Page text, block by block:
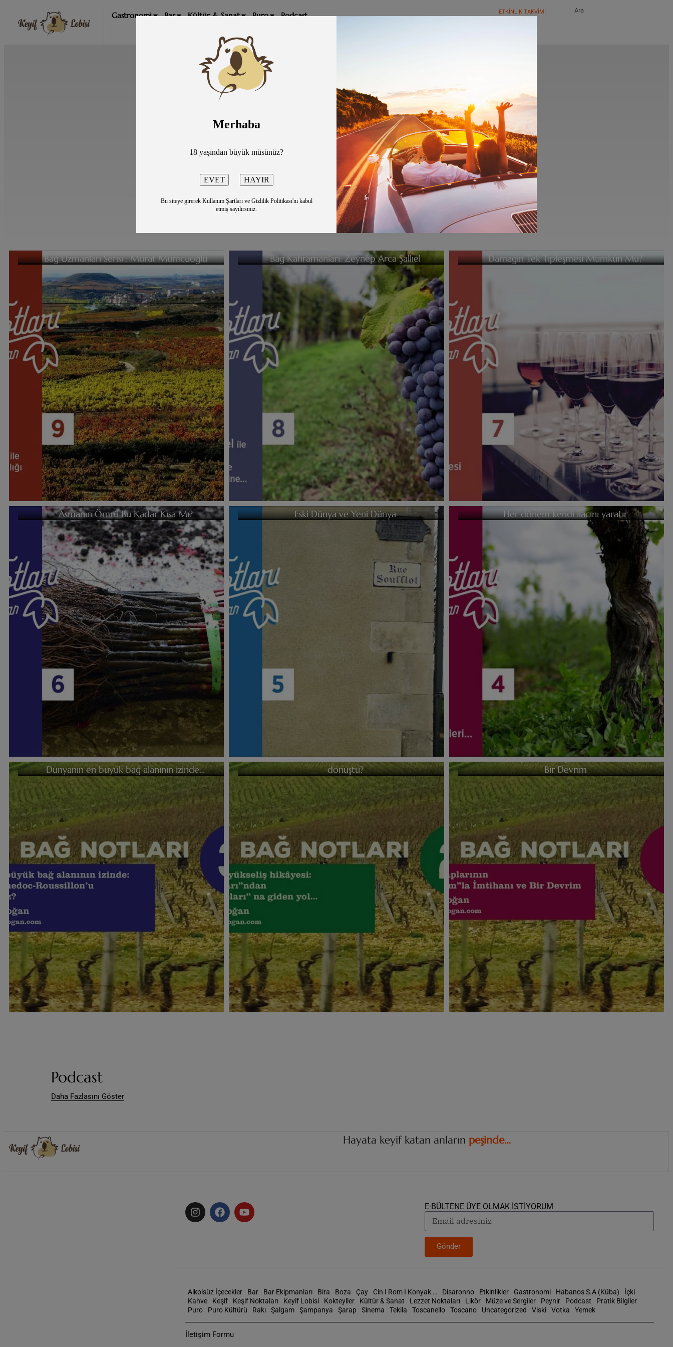
Gastronomi Bar Kültür & Sanat Puro Podcast ETKİNLİK TAKVİMİ
Podcast
Bağ Uzmanları Serisi : Murat Mumcuoğlu Bağ Kahramanları: Zeynep Arca Şallıel Damağın Tek Tipleşmesi Mümkün Mü?
Asmanın Ömrü Bu Kadar Kısa Mı? Eski Dünya ve Yeni Dünya Her dönem kendi ilacını yaratır
Dünyanın en büyük bağ alanının izinde…
“Masa (Sofra) Şarapları” nasıl “Fransa Şaraplarına”
dönüştü?
Bordeux Şaraplarının Organik Tarımla İmtihanı ve
Bir Devrim
Podcast
Daha Fazlasını Göster
Hayata keyif katan anların de…
E-BÜLTENE ÜYE OLMAK İSTİYORUM
Gönder
Alkolsüz İçecekler Bar Bar Ekipmanları Bira Boza Çay Cin I Rom I Konyak … Disaronno Etkinlikler Gastronomi Habanos S.A (Küba)
İçki
Kahve
Keşif Keşif Noktaları Keyif Lobisi Kokteyller Kültür & Sanat Lezzet Noktaları Likör Müze ve Sergiler Peynir Podcast
Pratik Bilgiler
Puro
Puro Kültürü Rakı Şalgam Şampanya Şarap Sinema Tekila Toscanello Toscano Uncategorized Viski Votka Yemek
İletişim Formu
Merhaba
18 yaşından büyük müsünüz?
Bu siteye girerek Kullanım Şartları ve Gizlilik Politikası'nı kabul
etmiş sayılırsınız.